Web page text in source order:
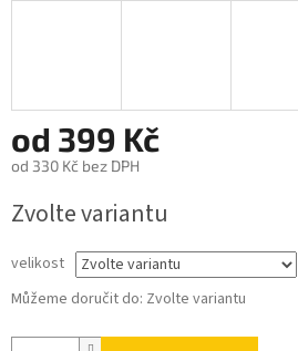
od 399 Kč
od 330 Kč bez DPH
cena:
Zvolte variantu
velikost
Můžeme doručit do: Zvolte variantu